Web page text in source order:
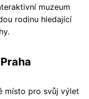
muzeum
rodinu hledající
místo pro svůj výlet